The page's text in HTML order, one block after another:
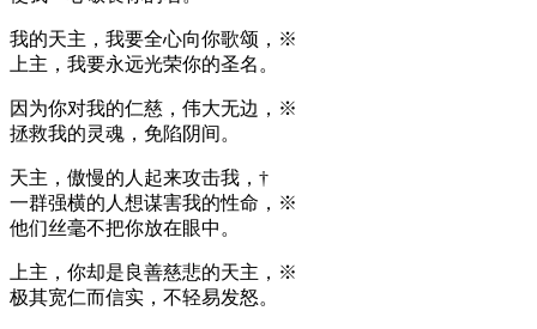
我的天主，我要全心向你歌颂，※
上主，我要永远光荣你的圣名。
因为你对我的仁慈，伟大无边，※
拯救我的灵魂，免陷阴间。
天主，傲慢的人起来攻击我，†
一群强横的人想谋害我的性命，※
他们丝毫不把你放在眼中。
上主，你却是良善慈悲的天主，※
极其宽仁而信实，不轻易发怒。